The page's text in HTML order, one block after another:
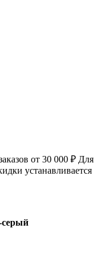
от 30 000 ₽ Для
устанавливается
серый